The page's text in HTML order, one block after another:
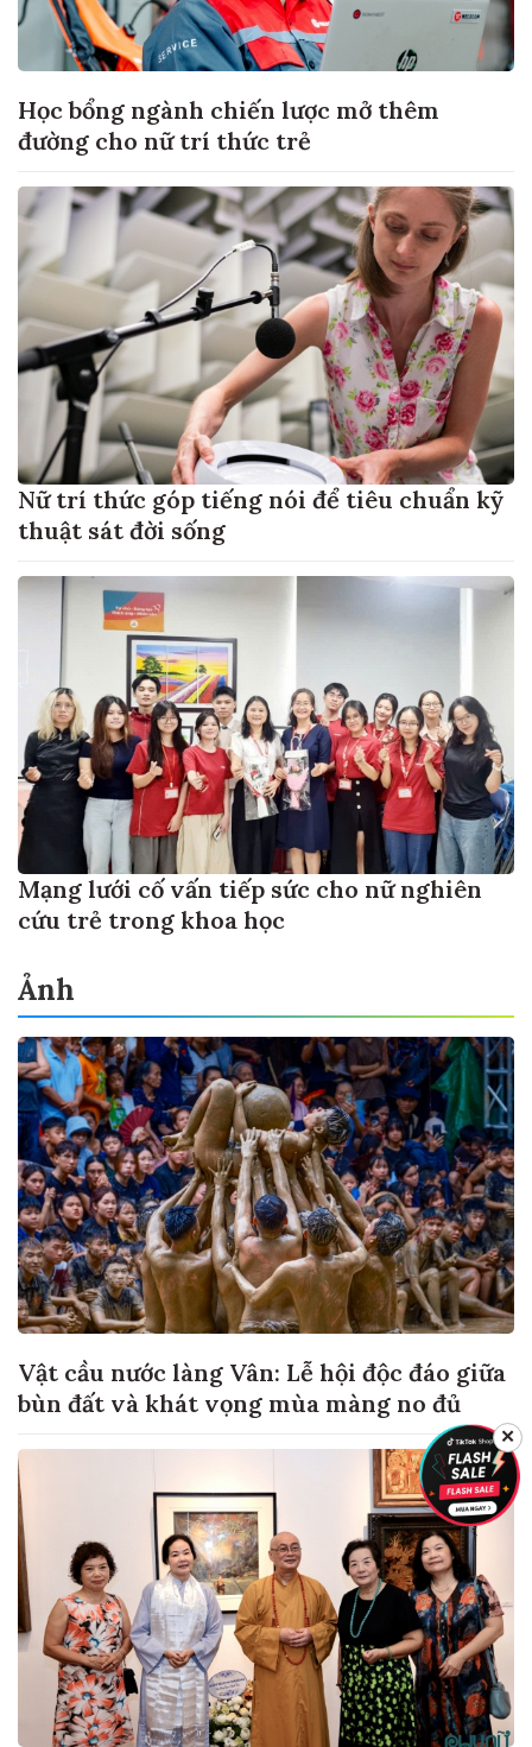
Học bổng ngành chiến lược mở thêm
đường cho nữ trí thức trẻ
Nữ trí thức góp tiếng nói để tiêu chuẩn kỹ
thuật sát đời sống
Mạng lưới cố vấn tiếp sức cho nữ nghiên
cứu trẻ trong khoa học
Ảnh
Vật cầu nước làng Vân: Lễ hội độc đáo giữa
bùn đất và khát vọng mùa màng no đủ
✕